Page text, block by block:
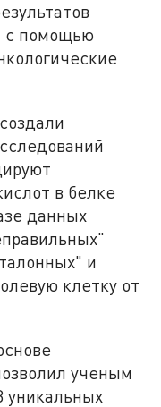
с помощью
в белке
данных
и
клетку от
ученым
уникальных